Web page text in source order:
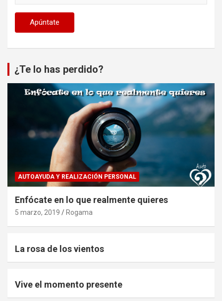
¿Te lo has perdido?
AUTOAYUDA Y REALIZACIÓN PERSONAL
Enfócate en lo que realmente quieres
5 marzo, 2019 Rogama
La rosa de los vientos
Vive el momento presente